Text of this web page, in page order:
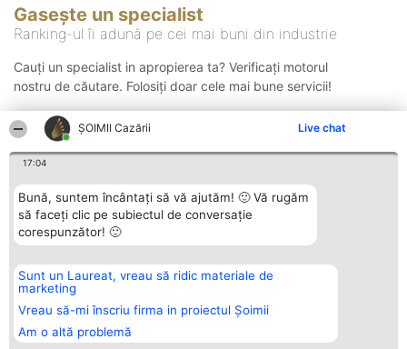
ȘOIMII Cazării Live chat
17:04
Bună, suntem încântați să vă ajutăm! 🙂 Vă rugăm
să faceți clic pe subiectul de conversație
corespunzător! 🙂
Sunt un Laureat, vreau să ridic materiale de
marketing
Vreau să-mi înscriu firma in proiectul Șoimii
Am o altă problemă
Gasește un specialist
Ranking-ul îi adună pe cei mai buni din industrie
Cauți un specialist in apropierea ta? Verificați motorul
nostru de căutare. Folosiți doar cele mai bune servicii!
Organizator Ranking
BRIGHT SOLUTIONS BR SRL
Aleea Timisul De Sus 2 Bl. A30
Sc. A Et. 4 Ap. 13 Cod 061952
București
CUI 36737675
Plebiscyt
Lista Tuturor
Laureaților
Statut
Contact